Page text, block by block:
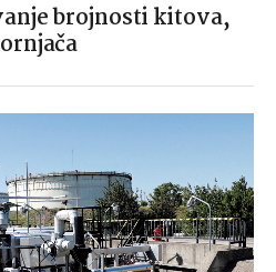
brojnosti kitova,